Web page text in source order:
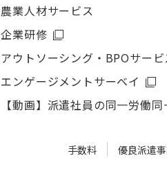
農業人材サービス
企業研修
アウトソーシング・ BPOサービ
エンゲージメントサーベイ
【動画】派遣社員の同一労働同
手数料 優良派遣